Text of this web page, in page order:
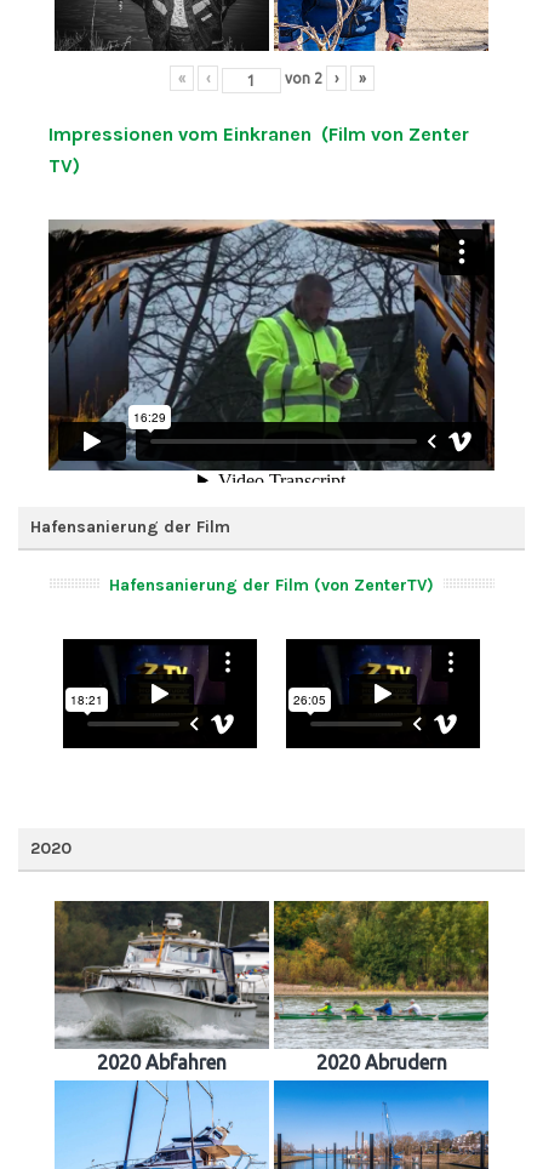
« ‹ von 2 › »
Impressionen vom Einkranen (Film von Zenter
TV)
Hafensanierung der Film
Hafensanierung der Film (von ZenterTV)
2020
2020 Abfahren 2020 Abrudern